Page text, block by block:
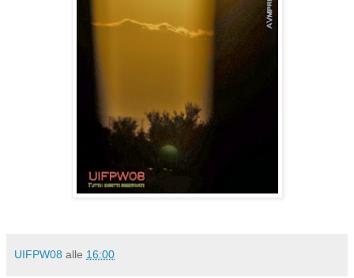
UIFPW08 alle 16:00